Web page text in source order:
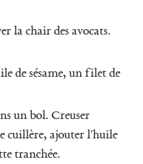
cuillère, ajouter l'huile
tranchée.